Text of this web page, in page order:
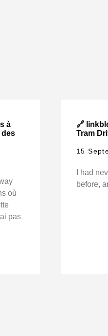
à
des
où
pas
🔗
Tram
15
I had
before,